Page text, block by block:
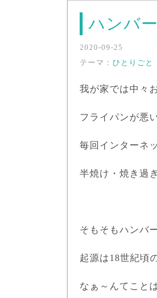
ハンバ
2020-09-25
テーマ： ひとりごと
我が家では中々
フライパンが悪
毎回インターネ
半焼け・焼き過
そもそもハンバ
起源は18世紀頃
なぁ～んてこと